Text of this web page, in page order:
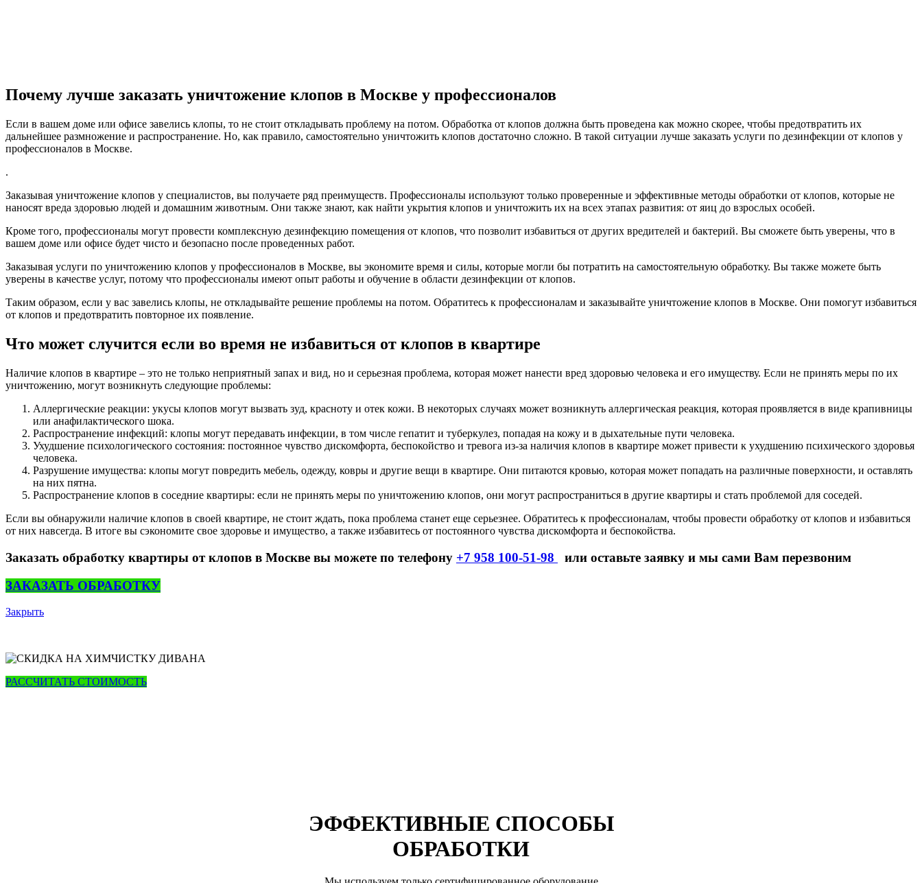
Почему лучше заказать уничтожение клопов в Москве у профессионалов
Если в вашем доме или офисе завелись клопы, то не стоит откладывать проблему на потом. Обработка от клопов должна быть проведена как можно скорее, чтобы предотвратить их
дальнейшее размножение и распространение. Но, как правило, самостоятельно уничтожить клопов достаточно сложно. В такой ситуации лучше заказать услуги по дезинфекции от клопов у
профессионалов в Москве.
.
Заказывая уничтожение клопов у специалистов, вы получаете ряд преимуществ. Профессионалы используют только проверенные и эффективные методы обработки от клопов, которые не
наносят вреда здоровью людей и домашним животным. Они также знают, как найти укрытия клопов и уничтожить их на всех этапах развития: от яиц до взрослых особей.
Кроме того, профессионалы могут провести комплексную дезинфекцию помещения от клопов, что позволит избавиться от других вредителей и бактерий. Вы сможете быть уверены, что в
вашем доме или офисе будет чисто и безопасно после проведенных работ.
Заказывая услуги по уничтожению клопов у профессионалов в Москве, вы экономите время и силы, которые могли бы потратить на самостоятельную обработку. Вы также можете быть
уверены в качестве услуг, потому что профессионалы имеют опыт работы и обучение в области дезинфекции от клопов.
Таким образом, если у вас завелись клопы, не откладывайте решение проблемы на потом. Обратитесь к профессионалам и заказывайте уничтожение клопов в Москве. Они помогут избавиться
от клопов и предотвратить повторное их появление.
Что может случится если во время не избавиться от клопов в квартире
Наличие клопов в квартире – это не только неприятный запах и вид, но и серьезная проблема, которая может нанести вред здоровью человека и его имуществу. Если не принять меры по их
уничтожению, могут возникнуть следующие проблемы:
Аллергические реакции: укусы клопов могут вызвать зуд, красноту и отек кожи. В некоторых случаях может возникнуть аллергическая реакция, которая проявляется в виде крапивницы
или анафилактического шока.
Распространение инфекций: клопы могут передавать инфекции, в том числе гепатит и туберкулез, попадая на кожу и в дыхательные пути человека.
Ухудшение психологического состояния: постоянное чувство дискомфорта, беспокойство и тревога из-за наличия клопов в квартире может привести к ухудшению психического здоровья
человека.
Разрушение имущества: клопы могут повредить мебель, одежду, ковры и другие вещи в квартире. Они питаются кровью, которая может попадать на различные поверхности, и оставлять
на них пятна.
Распространение клопов в соседние квартиры: если не принять меры по уничтожению клопов, они могут распространиться в другие квартиры и стать проблемой для соседей.
Если вы обнаружили наличие клопов в своей квартире, не стоит ждать, пока проблема станет еще серьезнее. Обратитесь к профессионалам, чтобы провести обработку от клопов и избавиться
от них навсегда. В итоге вы сэкономите свое здоровье и имущество, а также избавитесь от постоянного чувства дискомфорта и беспокойства.
Заказать обработку квартиры от клопов в Москве вы можете по телефону +7 958 100-51-98
или оставьте заявку и мы сами Вам перезвоним
ЗАКАЗАТЬ ОБРАБОТКУ
Закрыть
РАССЧИТАТЬ СТОИМОСТЬ
ЭФФЕКТИВНЫЕ СПОСОБЫ
ОБРАБОТКИ